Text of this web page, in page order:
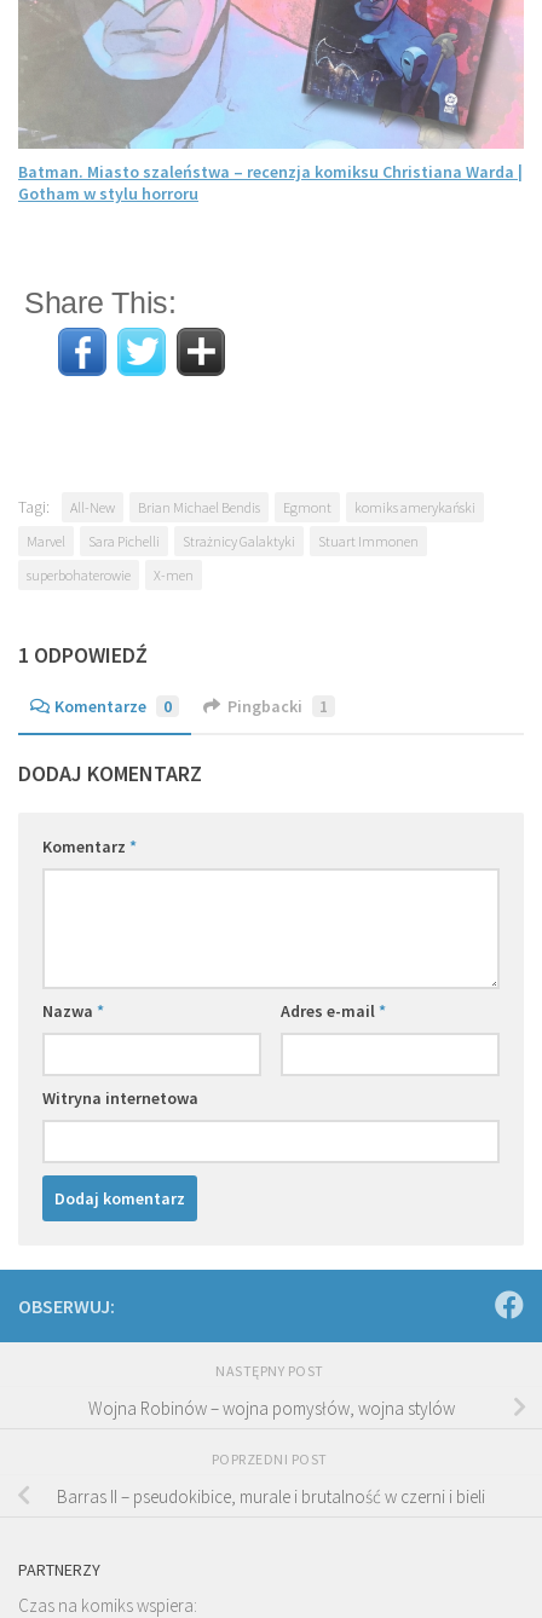
Batman. Miasto szaleństwa – recenzja komiksu Christiana Warda |
Gotham w stylu horroru
Share This:
Tagi: All-New Brian Michael Bendis Egmont
komiks amerykański
Marvel
Sara Pichelli Strażnicy Galaktyki
Stuart Immonen
superbohaterowie
X-men
1 ODPOWIEDŹ
Komentarze 0 Pingbacki 1
DODAJ KOMENTARZ
Komentarz *
Nazwa * Adres e-mail*
Witryna internetowa
OBSERWUJ:
NASTĘPNY POST
Wojna Robinów – wojna pomysłów, wojna stylów
POPRZEDNI POST
Barras II – pseudokibice, murale i brutalność w czerni i bieli
PARTNERZY
Czas na komiks wspiera: